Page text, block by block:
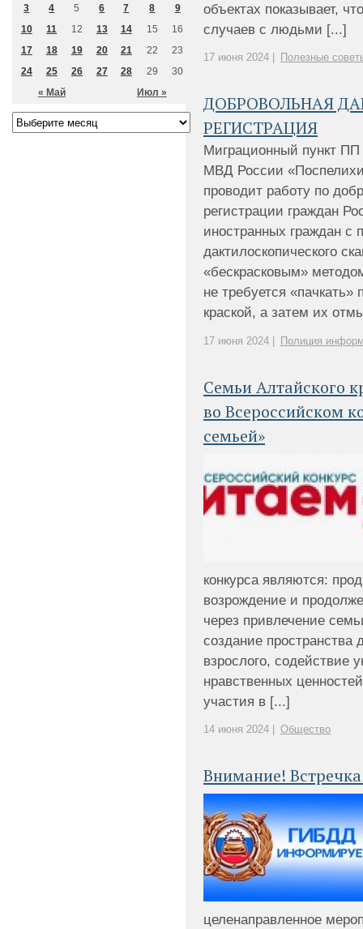
объектах показывает,
случаев с людьми [...]
17 июня 2024 | Полезные
ДОБРОВОЛЬНАЯ
РЕГИСТРАЦИЯ
Миграционный пункт
МВД России
проводит работу по
регистрации граждан
иностранных граждан с
дактилоскопического
«бескрасковым»
не требуется
краской, а затем их
17 июня 2024 | Полиция
Семьи Алтайского
во Всероссийском
семьей»
конкурса являются:
возрождение и
через привлечение
создание пространства
взрослого, содействие
нравственных
участия в [...]
14 июня 2024 | Общество
Внимание!
целенаправленное
« Май Июл »
3
4 5 6 7 8
9
10
11 12 13 14 15
16
17
18 19 20 21 22
23
24
25 26 27 28 29 30